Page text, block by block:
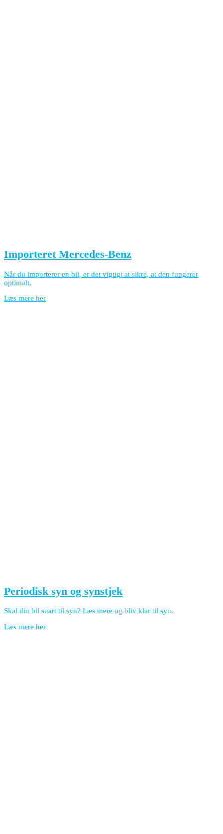
Importeret Mercedes-Benz
Når du importerer en bil, er det vigtigt at sikre, at den fungerer
optimalt.
Læs mere her
Periodisk syn og synstjek
Skal din bil snart til syn? Læs mere og bliv klar til syn.
Læs mere her